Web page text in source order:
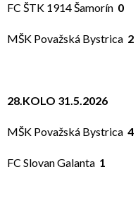
FC ŠTK 1914 Šamorín 0
MŠK Považská Bystrica 2
28.KOLO 31.5.2026
MŠK Považská Bystrica 4
FC Slovan Galanta 1